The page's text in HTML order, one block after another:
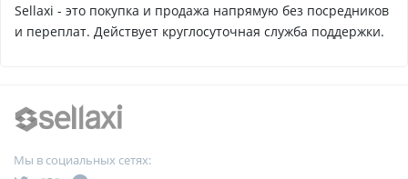
Sellaxi - это покупка и продажа напрямую без посредников
и переплат. Действует круглосуточная служба поддержки.
Мы в социальных сетях: